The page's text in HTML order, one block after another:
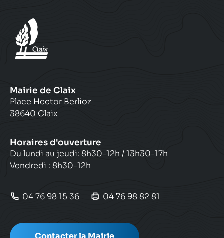
Mairie de Claix
Place Hector Berlioz
38640 Claix
Horaires d'ouverture
Du lundi au jeudi: 8h30-12h / 13h30-17h
Vendredi : 8h30-12h
04 76 98 15 36 04 76 98 82 81